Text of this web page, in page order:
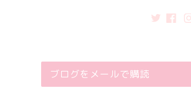
ブログをメールで購読